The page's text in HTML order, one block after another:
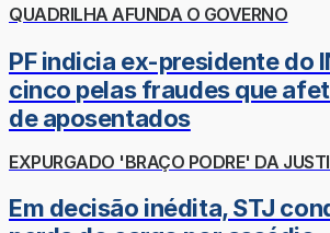
QUADRILHA AFUNDA O GOVERNO
PF indicia ex-presidente do
cinco pelas fraudes que
de aposentados
EXPURGADO 'BRAÇO PODRE' DA
Em decisão inédita, STJ